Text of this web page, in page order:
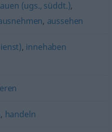
(ugs., süddt.),
, aussehen
, innehaben
, handeln